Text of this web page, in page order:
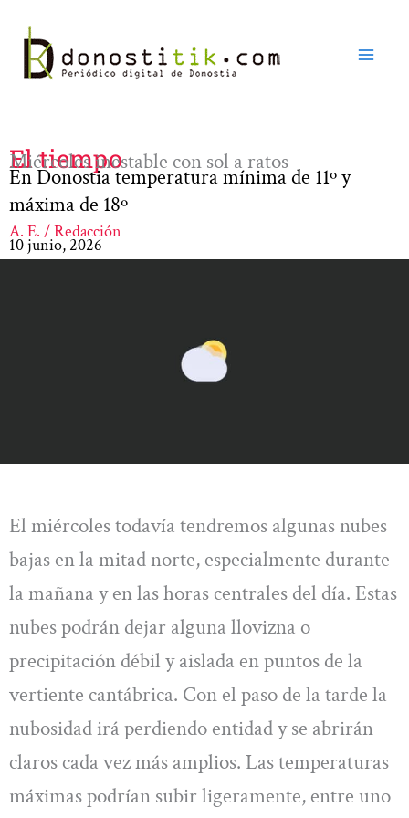
contenido
El tiempo
Miércoles inestable con sol a ratos
En Donostia temperatura mínima de 11º y
máxima de 18º
A. E. / Redacción
10 junio, 2026
El miércoles todavía tendremos algunas nubes
bajas en la mitad norte, especialmente durante
la mañana y en las horas centrales del día. Estas
nubes podrán dejar alguna llovizna o
precipitación débil y aislada en puntos de la
vertiente cantábrica. Con el paso de la tarde la
nubosidad irá perdiendo entidad y se abrirán
claros cada vez más amplios. Las temperaturas
máximas podrían subir ligeramente, entre uno